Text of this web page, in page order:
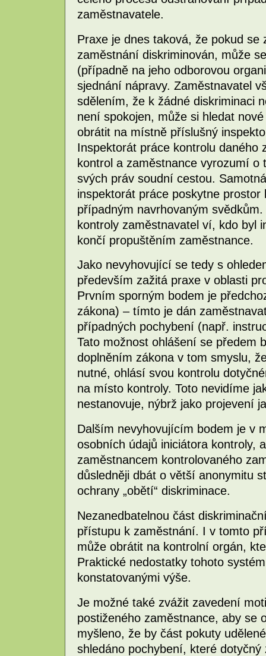
zaměstnavatele.
Praxe je dnes taková, že pokud
zaměstnání diskriminován, může
(případně na jeho odborovou
sjednání nápravy. Zaměstnavatel
sdělením, že k žádné diskriminaci
není spokojen, může si hledat
obrátit na místně příslušný
Inspektorát práce kontrolu daného
kontrol a zaměstnance vyrozumí
svých práv soudní cestou.
inspektorát práce poskytne
případným navrhovaným
kontroly zaměstnavatel ví, kdo byl
končí propuštěním zaměstnance.
Jako nevyhovující se tedy s
především zažitá praxe v oblasti
Prvním sporným bodem je
zákona) – tímto je dán
případných pochybení (např.
Tato možnost ohlášení se předem
doplněním zákona v tom smyslu,
nutné, ohlásí svou kontrolu
na místo kontroly. Toto nevidíme
nestanovuje, nýbrž jako projevení
Dalším nevyhovujícím bodem je v
osobních údajů iniciátora kontroly,
zaměstnancem kontrolovaného
důsledněji dbát o větší anonymitu
ochrany „obětí“ diskriminace.
Nezanedbatelnou část
přístupu k zaměstnání. I v tomto
může obrátit na kontrolní orgán,
Praktické nedostatky tohoto
konstatovanými výše.
Je možné také zvážit zavedení
postiženého zaměstnance, aby se
myšleno, že by část pokuty
shledáno pochybení, které